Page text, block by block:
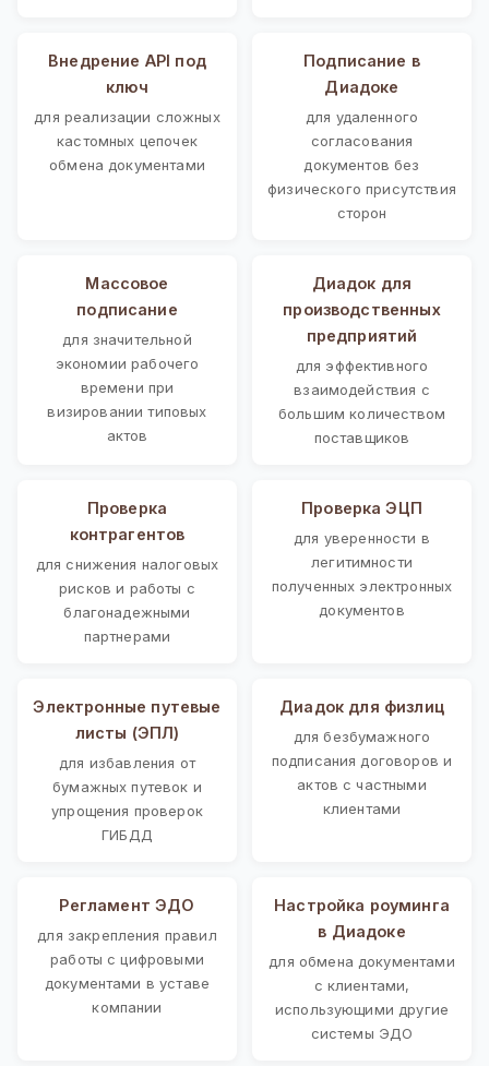
Внедрение API под
ключ
для реализации сложных
кастомных цепочек
обмена документами
Подписание в
Диадоке
для удаленного
согласования
документов без
физического присутствия
сторон
Массовое
подписание
для значительной
экономии рабочего
времени при
визировании типовых
актов
Диадок для
производственных
предприятий
для эффективного
взаимодействия с
большим количеством
поставщиков
Проверка
контрагентов
для снижения налоговых
рисков и работы с
благонадежными
партнерами
Проверка ЭЦП
для уверенности в
легитимности
полученных электронных
документов
Электронные путевые
листы (ЭПЛ)
для избавления от
бумажных путевок и
упрощения проверок
ГИБДД
Диадок для физлиц
для безбумажного
подписания договоров и
актов с частными
клиентами
Регламент ЭДО
для закрепления правил
работы с цифровыми
документами в уставе
компании
Настройка роуминга
в Диадоке
для обмена документами
с клиентами,
использующими другие
системы ЭДО